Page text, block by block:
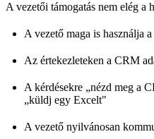
A vezetői támogatás nem elég a
A vezető maga is használja
Az értekezleteken a CRM
A kérdésekre „nézd meg a
„küldj egy Excelt"
A vezető nyilvánosan